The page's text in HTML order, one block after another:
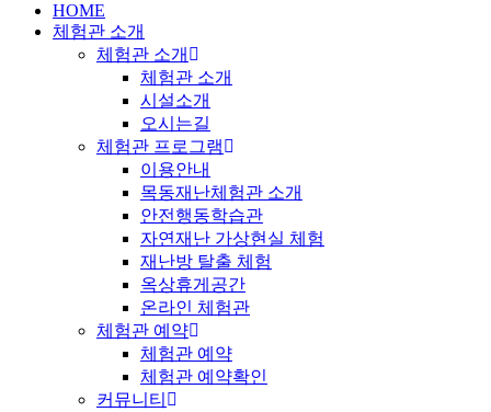
HOME
체험관 소개
체험관 소개
체험관 소개
시설소개
오시는길
체험관 프로그램
이용안내
목동재난체험관 소개
안전행동학습관
자연재난 가상현실 체험
재난방 탈출 체험
옥상휴게공간
온라인 체험관
체험관 예약
체험관 예약
체험관 예약확인
커뮤니티